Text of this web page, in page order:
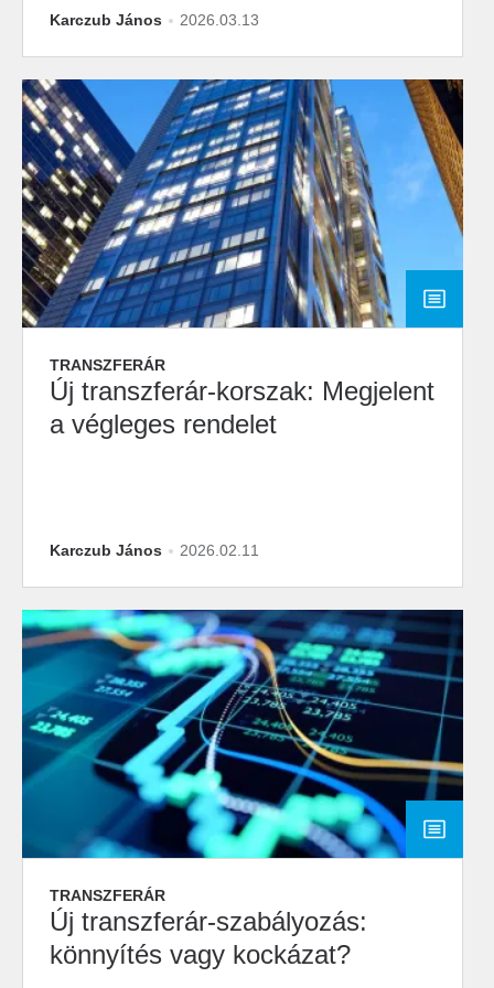
Karczub János 2026.03.13
TRANSZFERÁR
Új transzferár-korszak: Megjelent
a végleges rendelet
Karczub János 2026.02.11
TRANSZFERÁR
Új transzferár-szabályozás:
könnyítés vagy kockázat?